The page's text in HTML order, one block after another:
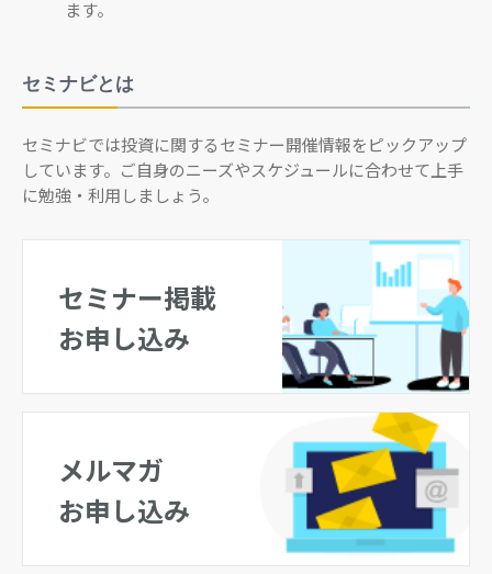
ます。
セミナビとは
セミナビでは投資に関するセミナー開催情報をピックアップ
しています。ご自身のニーズやスケジュールに合わせて上手
に勉強・利用しましょう。
セミナー掲載
お申し込み
メルマガ
お申し込み